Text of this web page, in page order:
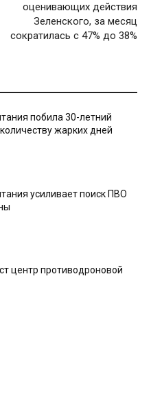
оценивающих действия
Зеленского, за месяц
сократилась с 47% до 38%
побила 30-летний
жарких дней
усиливает поиск ПВО
центр противодроновой